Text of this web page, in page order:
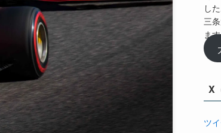
し
三
ま
X
ツ